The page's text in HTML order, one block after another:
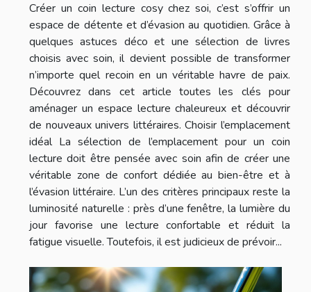
Créer un coin lecture cosy chez soi, c’est s’offrir un
espace de détente et d’évasion au quotidien. Grâce à
quelques astuces déco et une sélection de livres
choisis avec soin, il devient possible de transformer
n’importe quel recoin en un véritable havre de paix.
Découvrez dans cet article toutes les clés pour
aménager un espace lecture chaleureux et découvrir
de nouveaux univers littéraires. Choisir l’emplacement
idéal La sélection de l’emplacement pour un coin
lecture doit être pensée avec soin afin de créer une
véritable zone de confort dédiée au bien-être et à
l’évasion littéraire. L’un des critères principaux reste la
luminosité naturelle : près d’une fenêtre, la lumière du
jour favorise une lecture confortable et réduit la
fatigue visuelle. Toutefois, il est judicieux de prévoir...